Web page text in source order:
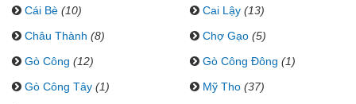
Cái Bè (10) Cai Lậy (13)
Châu Thành (8) Chợ Gạo (5)
Gò Công (12) Gò Công Đông (1)
Gò Công Tây (1) Mỹ Tho (37)